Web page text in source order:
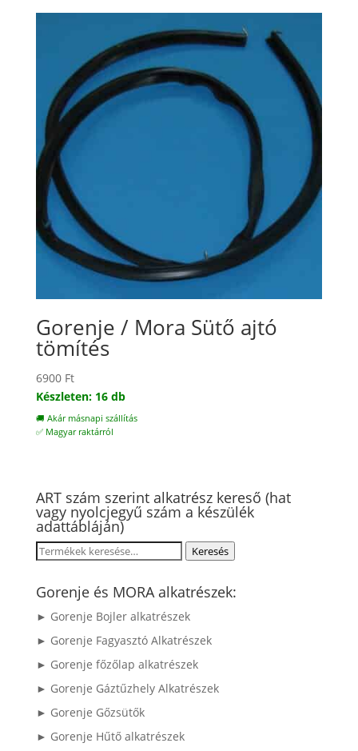
Gorenje / Mora Sütő ajtó
tömítés
6900 Ft
Készleten: 16 db
🚚 Akár másnapi szállítás
✅ Magyar raktárról
ART szám szerint alkatrész kereső (hat
vagy nyolcjegyű szám a készülék
adattábláján)
Keresés
következőre:
Keresés
Gorenje és MORA alkatrészek:
► Gorenje Bojler alkatrészek
► Gorenje Fagyasztó Alkatrészek
► Gorenje főzőlap alkatrészek
► Gorenje Gáztűzhely Alkatrészek
► Gorenje Gőzsütők
► Gorenje Hűtő alkatrészek